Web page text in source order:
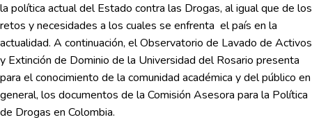
la política actual del Estado contra las Drogas, al igual que de los
retos y necesidades a los cuales se enfrenta el país en la
actualidad. A continuación, el Observatorio de Lavado de Activos
y Extinción de Dominio de la Universidad del Rosario presenta
para el conocimiento de la comunidad académica y del público en
general, los documentos de la Comisión Asesora para la Política
de Drogas en Colombia.